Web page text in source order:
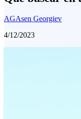
AGAsen Georgiev
4/12/2023